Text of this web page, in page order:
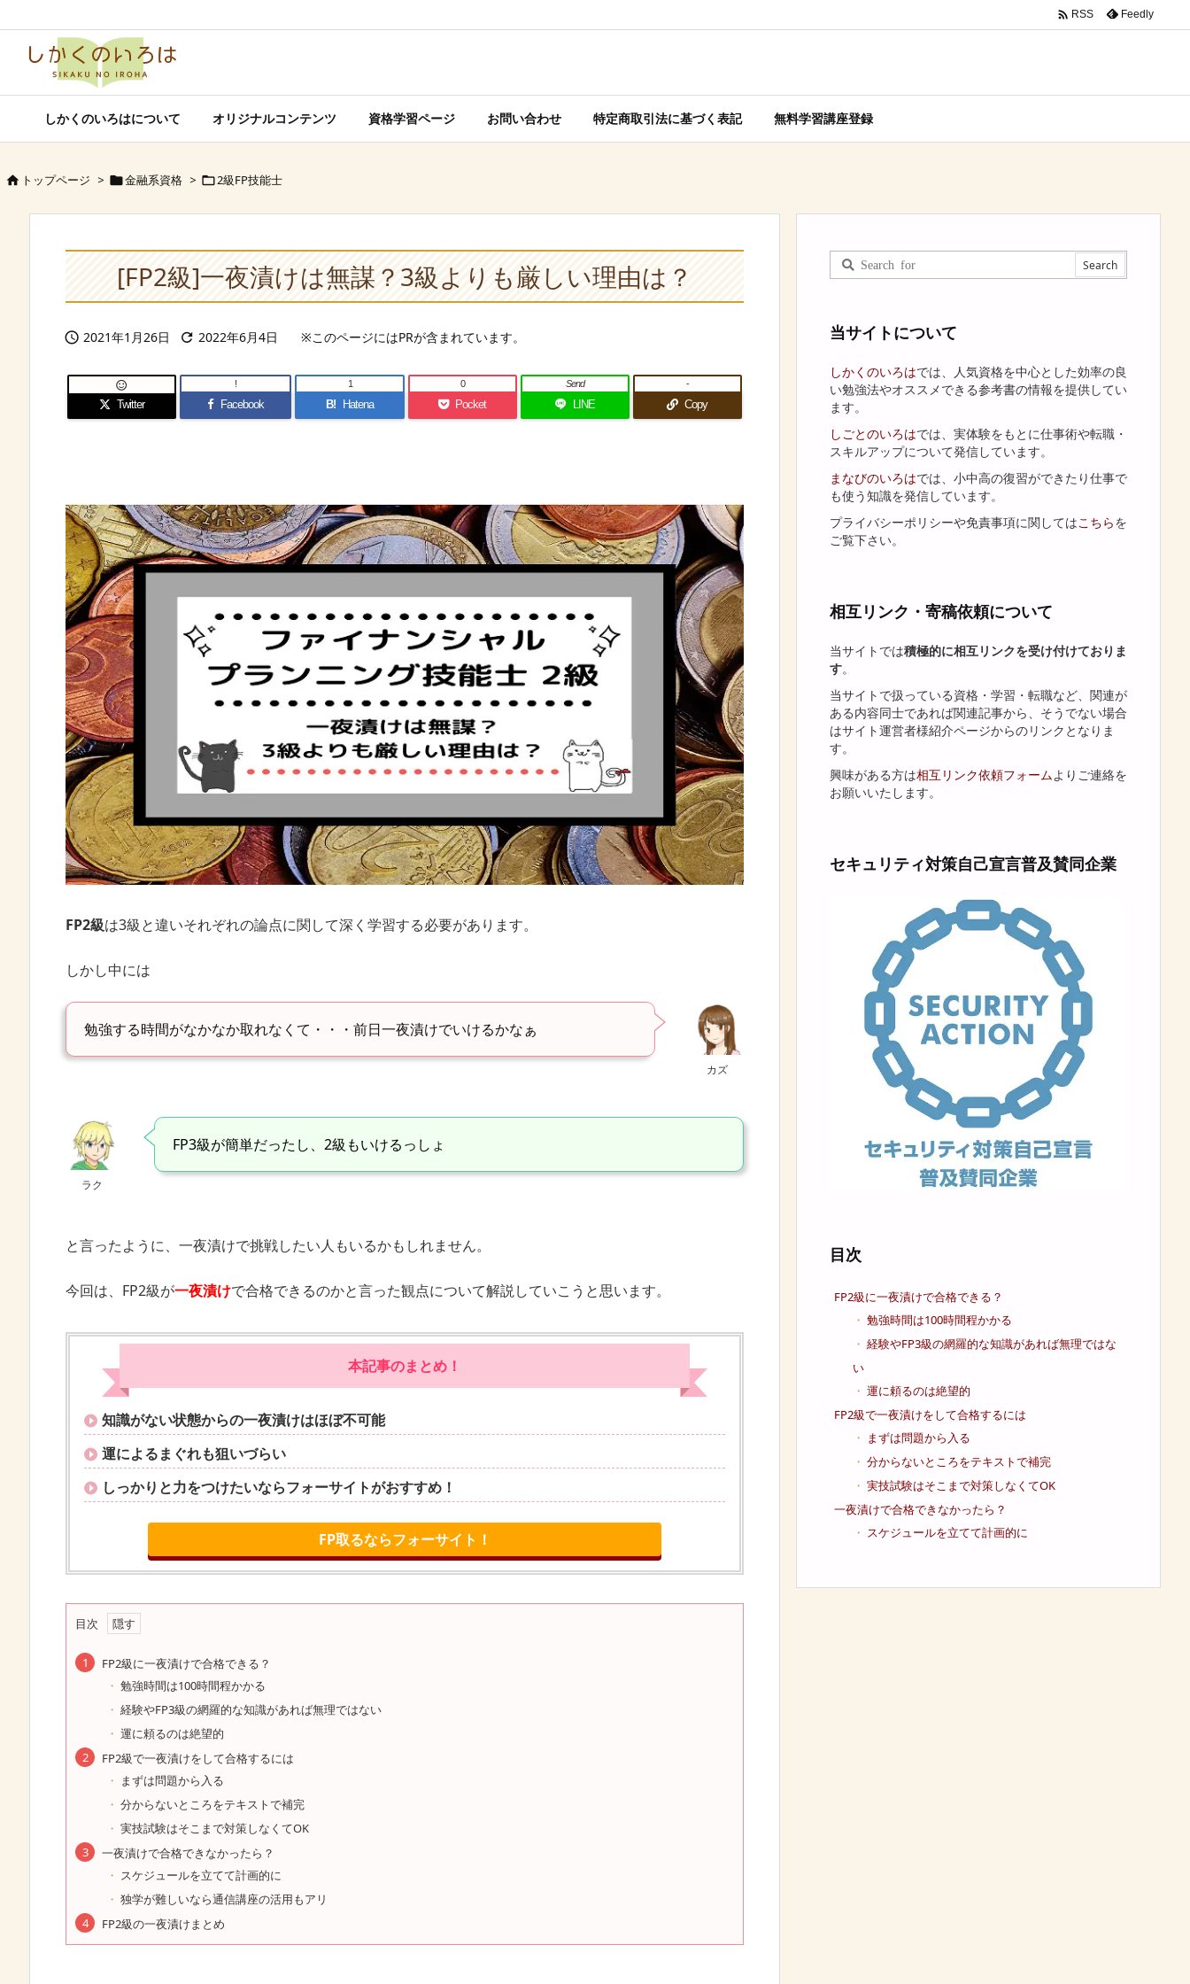
しかくのいろはについて オリジナルコンテンツ 資格学習ページ お問い合わせ 特定商取引法に基づく表記 無料学習講座登録
 RSS Feedly
 トップページ > 金融系資格 > 2級FP技能士
[FP2級]一夜漬けは無謀？3級よりも厳しい理由は？
 2021年1月26日  2022年6月4日
Twitter

Facebook
!
B! Hatena
1
Pocket
0
LINE
Send
Copy
-
FP2級は3級と違いそれぞれの論点に関して深く学習する必要があります。
しかし中には
カズ
勉強する時間がなかなか取れなくて・・・前日一夜漬けでいけるかなぁ
ラク
FP3級が簡単だったし、2級もいけるっしょ
と言ったように、一夜漬けで挑戦したい人もいるかもしれません。
今回は、FP2級が一夜漬けで合格できるのかと言った観点について解説していこうと思います。
本記事のまとめ！
知識がない状態からの一夜漬けはほぼ不可能
運によるまぐれも狙いづらい
しっかりと力をつけたいならフォーサイトがおすすめ！
FP取るならフォーサイト！
目次
FP2級に一夜漬けで合格できる？
勉強時間は100時間程かかる
経験やFP3級の網羅的な知識があれば無理ではない
運に頼るのは絶望的
FP2級で一夜漬けをして合格するには
まずは問題から入る
分からないところをテキストで補完
実技試験はそこまで対策しなくてOK
一夜漬けで合格できなかったら？
スケジュールを立てて計画的に
独学が難しいなら通信講座の活用もアリ
FP2級の一夜漬けまとめ
当サイトについて
しかくのいろはでは、人気資格を中心とした効率の良
い勉強法やオススメできる参考書の情報を提供してい
ます。
しごとのいろはでは、実体験をもとに仕事術や転職・
スキルアップについて発信しています。
まなびのいろはでは、小中高の復習ができたり仕事で
も使う知識を発信しています。
プライバシーポリシーや免責事項に関してはこちらを
ご覧下さい。
相互リンク・寄稿依頼について
当サイトでは積極的に相互リンクを受け付けておりま
す。
当サイトで扱っている資格・学習・転職など、関連が
ある内容同士であれば関連記事から、そうでない場合
はサイト運営者様紹介ページからのリンクとなりま
す。
興味がある方は相互リンク依頼フォームよりご連絡を
お願いいたします。
セキュリティ対策自己宣言普及賛同企業
目次
FP2級に一夜漬けで合格できる？
勉強時間は100時間程かかる
経験やFP3級の網羅的な知識があれば無理ではな
い
運に頼るのは絶望的
FP2級で一夜漬けをして合格するには
まずは問題から入る
分からないところをテキストで補完
実技試験はそこまで対策しなくてOK
一夜漬けで合格できなかったら？
スケジュールを立てて計画的に